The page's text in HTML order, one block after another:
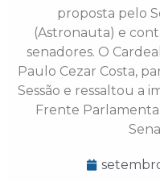
proposta pelo
(Astronauta) e
senadores. O
Paulo Cezar Costa,
Sessão e ressaltou a
Frente